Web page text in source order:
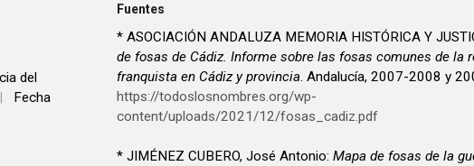
del
Fecha
Fuentes
* ASOCIACIÓN ANDALUZA MEMORIA HISTÓRICA Y
de fosas de Cádiz. Informe sobre las fosas comunes de la
franquista en Cádiz y provincia. Andalucía, 2007-2008 y
https://todoslosnombres.org/wp-
content/uploads/2021/12/fosas_cadiz.pdf
* JIMÉNEZ CUBERO, José Antonio: Mapa de fosas de la